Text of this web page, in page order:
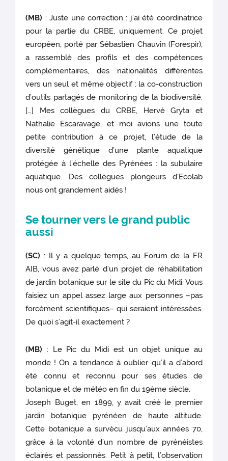
(MB) : Juste une correction : j’ai été coordinatrice
pour la partie du CRBE, uniquement. Ce projet
européen, porté par Sébastien Chauvin (Forespir),
a rassemblé des profils et des compétences
complémentaires, des nationalités différentes
vers un seul et même objectif : la co-construction
d’outils partagés de monitoring de la biodiversité.
[…] Mes collègues du CRBE, Hervé Gryta et
Nathalie Escaravage, et moi avions une toute
petite contribution à ce projet, l’étude de la
diversité génétique d’une plante aquatique
protégée à l’échelle des Pyrénées : la subulaire
aquatique. Des collègues plongeurs d’Ecolab
nous ont grandement aidés !
Se tourner vers le grand public
aussi
(SC) : Il y a quelque temps, au Forum de la FR
AIB, vous avez parlé d’un projet de réhabilitation
de jardin botanique sur le site du Pic du Midi. Vous
faisiez un appel assez large aux personnes –pas
forcément scientifiques– qui seraient intéressées.
De quoi s’agit-il exactement ?
(MB) : Le Pic du Midi est un objet unique au
monde ! On a tendance à oublier qu’il a d’abord
été connu et reconnu pour ses études de
botanique et de météo en fin du 19ème siècle.
Joseph Buget, en 1899, y avait créé le premier
jardin botanique pyrénéen de haute altitude.
Cette botanique a survécu jusqu’aux années 70,
grâce à la volonté d’un nombre de pyrénéistes
éclairés et passionnés. Petit à petit, l’observation